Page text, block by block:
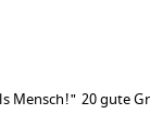
Mensch!" 20 gute